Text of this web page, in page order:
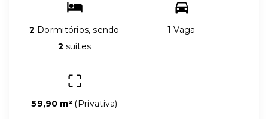
2 Dormitórios, sendo
2 suítes
1 Vaga
59,90 m² (Privativa)